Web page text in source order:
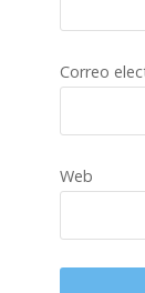
Correo
Web